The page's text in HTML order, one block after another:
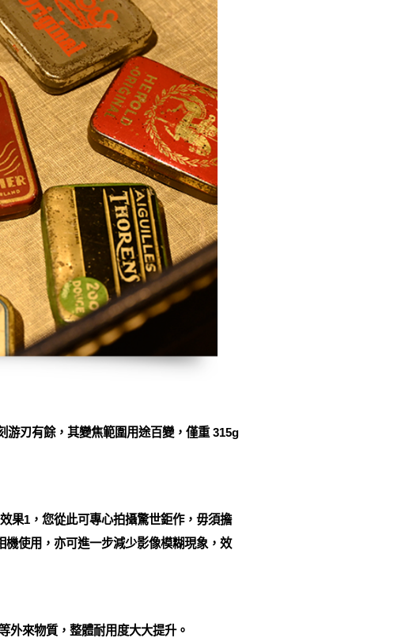
刃有餘，其變焦範圍用途百變，僅重 315g
果1，您從此可專心拍攝驚世鉅作，毋須擔
使用，亦可進一步減少影像模糊現象，效
外來物質，整體耐用度大大提升。